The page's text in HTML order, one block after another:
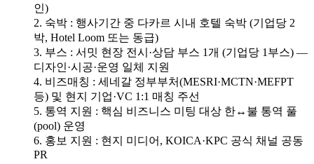
인)
2. 숙박 : 행사기간 중 다카르 시내 호텔 숙박 (기업당 2
박, Hotel Loom 또는 동급)
3. 부스 : 서밋 현장 전시·상담 부스 1개 (기업당 1부스) —
디자인·시공·운영 일체 지원
4. 비즈매칭 : 세네갈 정부부처(MESRI·MCTN·MEFPT
등) 및 현지 기업·VC 1:1 매칭 주선
5. 통역 지원 : 핵심 비즈니스 미팅 대상 한↔불 통역 풀
(pool) 운영
6. 홍보 지원 : 현지 미디어, KOICA·KPC 공식 채널 공동
PR